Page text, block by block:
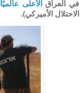
في العراقالأعلى عالميًا
الاحتلال الأميركي).